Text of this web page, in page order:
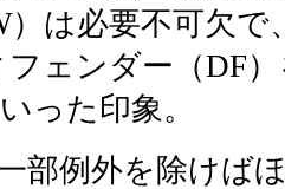
）は必要不可欠
フェンダー（DF
った印象。
部例外を除けば